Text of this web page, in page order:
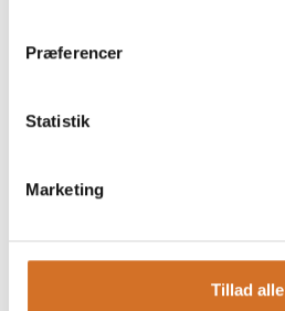
Præferencer
Statistik
Marketing
Tillad alle